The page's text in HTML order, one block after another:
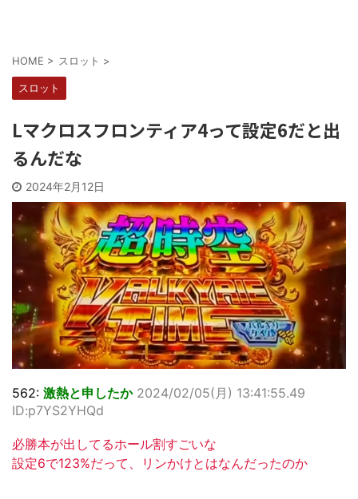
HOME > スロット >
スロット
Lマクロスフロンティア4って設定6だと出
るんだな
2024年2月12日
562: 激熱と申したか 2024/02/05(月) 13:41:55.49
ID:p7YS2YHQd
必勝本が出してるホール割すごいな
設定6で123%だって、リンかけとはなんだったのか